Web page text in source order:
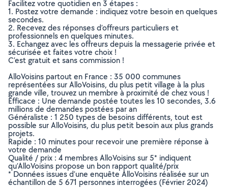
Facilitez votre quotidien en 3 étapes :
1. Postez votre demande : indiquez votre besoin en quelques
secondes.
2. Recevez des réponses d’offreurs particuliers et
professionnels en quelques minutes.
3. Echangez avec les offreurs depuis la messagerie privée et
sécurisée et faites votre choix !
C’est gratuit et sans commission !
AlloVoisins partout en France : 35 000 communes
représentées sur AlloVoisins, du plus petit village à la plus
grande ville, trouvez un membre à proximité de chez vous !
Efficace : Une demande postée toutes les 10 secondes, 3.6
millions de demandes postées par an
Généraliste : 1 250 types de besoins différents, tout est
possible sur AlloVoisins, du plus petit besoin aux plus grands
projets.
Rapide : 10 minutes pour recevoir une première réponse à
votre demande
Qualité / prix : 4 membres AlloVoisins sur 5* indiquent
qu’AlloVoisins propose un bon rapport qualité/prix
* Données issues d’une enquête AlloVoisins réalisée sur un
échantillon de 5 671 personnes interrogées (Février 2024)